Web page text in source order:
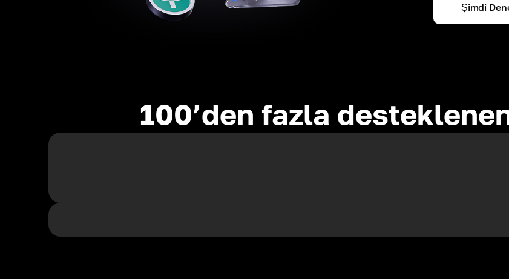
Şimdi
100’den fazla